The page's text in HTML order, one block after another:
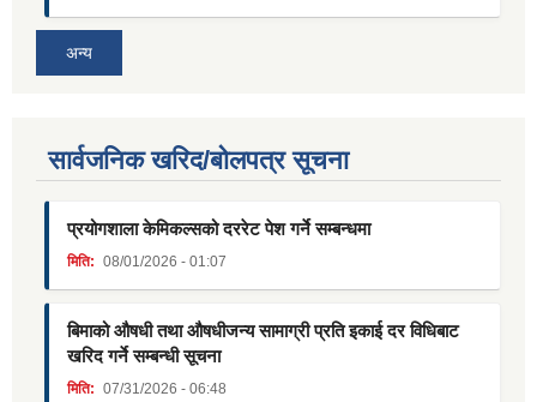
अन्य
सार्वजनिक खरिद/बोलपत्र सूचना
प्रयोगशाला केमिकल्सको दररेट पेश गर्ने सम्बन्धमा
मिति: 08/01/2026 - 01:07
बिमाको औषधी तथा औषधीजन्य सामाग्री प्रति इकाई दर विधिबाट
खरिद गर्ने सम्बन्धी सूचना
मिति: 07/31/2026 - 06:48